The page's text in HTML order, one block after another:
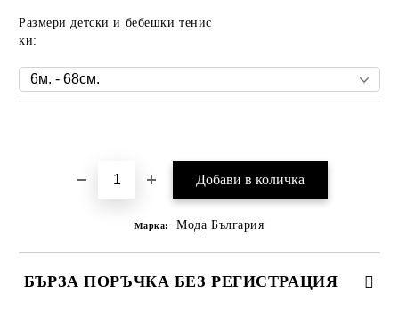
Размери детски и бебешки тенис
ки:
Марка: Мода България
БЪРЗА ПОРЪЧКА БЕЗ РЕГИСТРАЦИЯ